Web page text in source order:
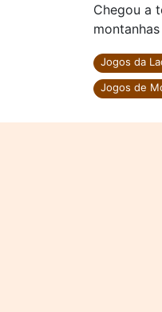
Chegou a
Jogos da
Jogos de